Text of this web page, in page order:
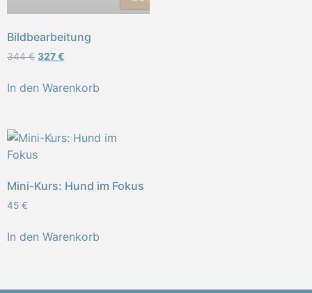
Bildbearbeitung
344€ 327€
In den Warenkorb
Mini-Kurs: Hund im Fokus
45 €
In den Warenkorb